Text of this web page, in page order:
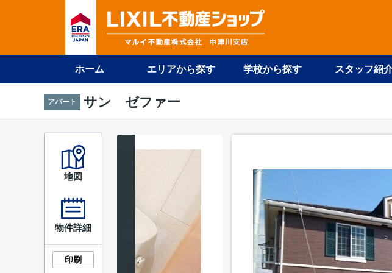
ホーム エリアから探す 学校から探す スタッフ紹
アパート サン ゼファー
地図
物件詳細
印刷